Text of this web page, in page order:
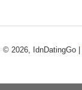
© 2026, IdnDatingGo |